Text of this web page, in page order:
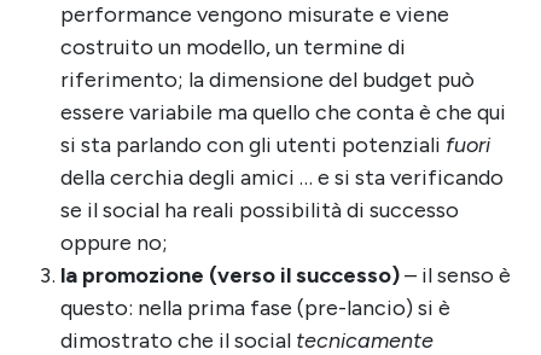
performance vengono misurate e viene
costruito un modello, un termine di
riferimento; la dimensione del budget può
essere variabile ma quello che conta è che qui
si sta parlando con gli utenti potenziali fuori
della cerchia degli amici … e si sta verificando
se il social ha reali possibilità di successo
oppure no;
la promozione (verso il successo)– il senso è
questo: nella prima fase (pre-lancio) si è
dimostrato che il social tecnicamente